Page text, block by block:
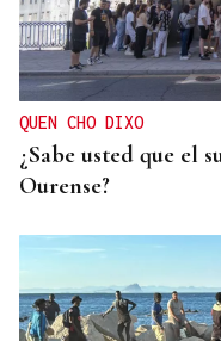
Jorge Vázquez:
creando valor para
que lo hace posible"
QUEN CHO DIXO
¿Sabe usted que el
Ourense?